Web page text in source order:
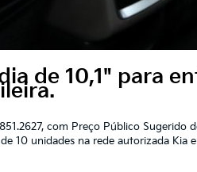
de 10,1" para
com Preço Público
10 unidades na rede autorizada Kia